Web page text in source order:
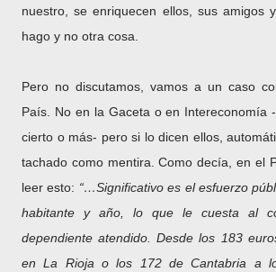
nuestro, se enriquecen ellos, sus amigos
hago y no otra cosa.
Pero no discutamos, vamos a un caso
País. No en la Gaceta o en Intereconomía
cierto o más- pero si lo dicen ellos,
tachado como mentira. Como decía, en el
leer esto: “…Significativo es el esfuerzo
habitante y año, lo que le cuesta al
dependiente atendido. Desde los 183
en La Rioja o los 172 de Cantabria a